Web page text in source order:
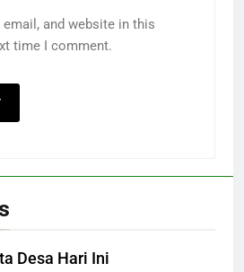
email, and website in this
time I comment.
Desa Hari Ini